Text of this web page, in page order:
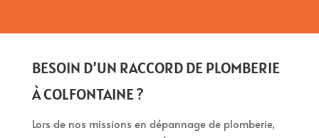
BESOIN D’UN RACCORD DE PLOMBERIE
À COLFONTAINE ?
Lors de nos missions en dépannage de plomberie,